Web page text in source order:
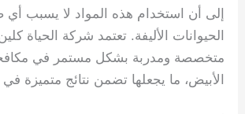
إلى أن استخدام هذه المواد لا يسبب أي
الحيوانات الأليفة. تعتمد شركة الحياة
متخصصة ومدربة بشكل مستمر في
الأبيض، ما يجعلها تضمن نتائج متميزة